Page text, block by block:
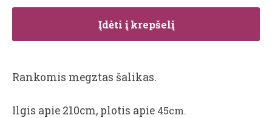
Įdėti į krepšelį
Rankomis megztas šalikas.
Ilgis apie 210cm, plotis apie 45cm.